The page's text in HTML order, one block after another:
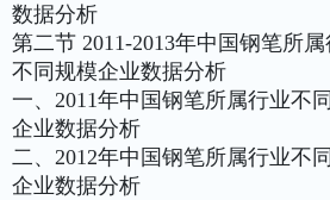
数据分析
第二节 2011-2013年中国钢笔所属
不同规模企业数据分析
一、2011年中国钢笔所属行业不
企业数据分析
二、2012年中国钢笔所属行业不
企业数据分析